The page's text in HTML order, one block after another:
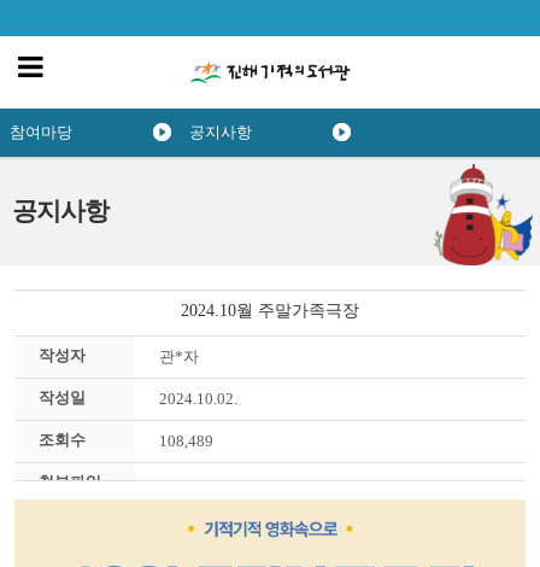
공지사항
참여마당 공지사항
2024.10월 주말가족극장
작성자 관*자
작성일 2024.10.02.
조회수 108,489
첨부파일